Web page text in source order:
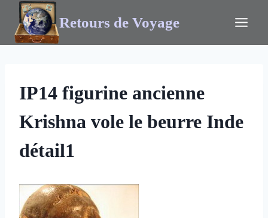
Retours de Voyage
IP14 figurine ancienne
Krishna vole le beurre Inde
détail1